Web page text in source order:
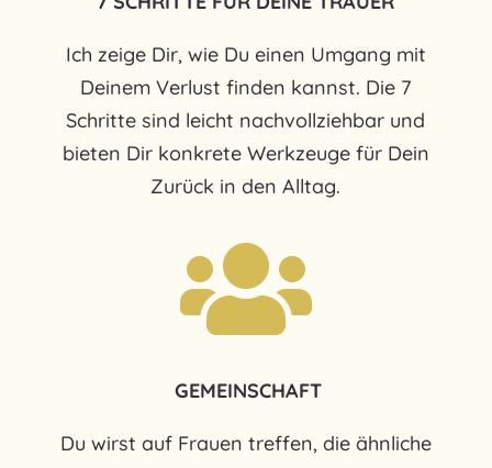
Ich zeige Dir, wie Du einen Umgang mit
Deinem Verlust finden kannst. Die 7
Schritte sind leicht nachvollziehbar und
bieten Dir konkrete Werkzeuge für Dein
Zurück in den Alltag.

GEMEINSCHAFT
Du wirst auf Frauen treffen, die ähnliche